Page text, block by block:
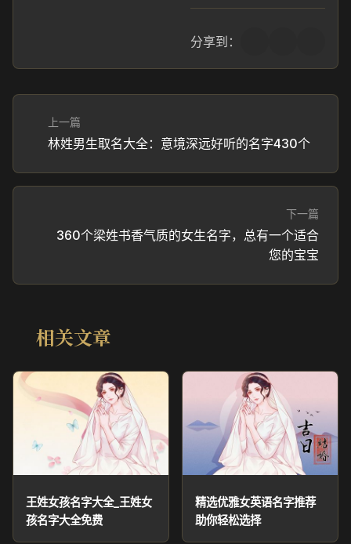
分享到：
上一篇
林姓男生取名大全：意境深远好听的名字430个
下一篇
360个梁姓书香气质的女生名字，总有一个适合
您的宝宝
相关文章
王姓女孩名字大全_王姓女
孩名字大全免费
精选优雅女英语名字推荐
助你轻松选择